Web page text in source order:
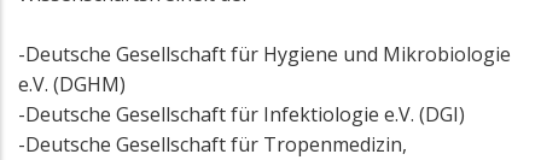
-Deutsche Gesellschaft für Hygiene und Mikrobiologie
e.V. (DGHM)
-Deutsche Gesellschaft für Infektiologie e.V. (DGI)
-Deutsche Gesellschaft für Tropenmedizin,